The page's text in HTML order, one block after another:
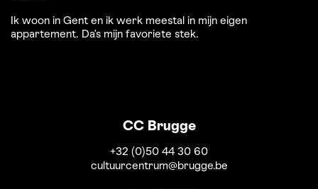
Ik woon in Gent en ik werk meestal in mijn eigen
appartement. Da’s mijn favoriete stek.
CC Brugge
+32 (0)50 44 30 60
cultuurcentrum@brugge.be